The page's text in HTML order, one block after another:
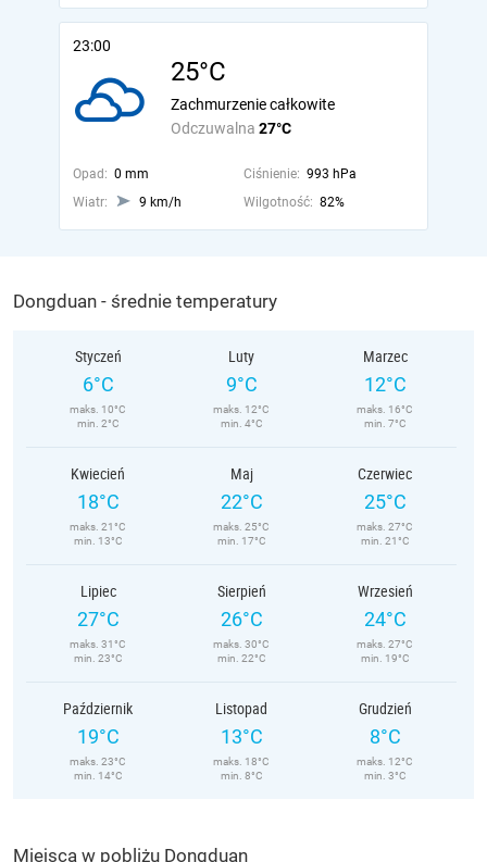
23:00
25°C
Odczuwalna 27°C
Zachmurzenie całkowite
Opad: 0 mm Ciśnienie: 993 hPa
Wiatr:
9 km/h Wilgotność: 82%
Dongduan - średnie temperatury
Styczeń
6°C
maks. 10°C
min. 2°C
Luty
9°C
maks. 12°C
min. 4°C
Marzec
12°C
maks. 16°C
min. 7°C
Kwiecień
18°C
maks. 21°C
min. 13°C
Maj
22°C
maks. 25°C
min. 17°C
Czerwiec
25°C
maks. 27°C
min. 21°C
Lipiec
27°C
maks. 31°C
min. 23°C
Sierpień
26°C
maks. 30°C
min. 22°C
Wrzesień
24°C
maks. 27°C
min. 19°C
Październik
19°C
maks. 23°C
min. 14°C
Listopad
13°C
maks. 18°C
min. 8°C
Grudzień
8°C
maks. 12°C
min. 3°C
Miejsca w pobliżu Dongduan